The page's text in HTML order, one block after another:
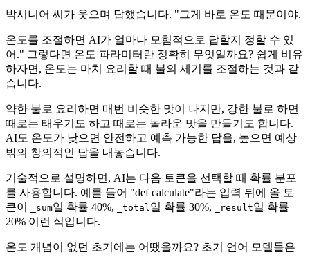
박시니어 씨가 웃으며 답했습니다. "그게 바로 온도 때문이야.
온도를 조절하면 AI가 얼마나 모험적으로 답할지 정할 수 있
어." 그렇다면 온도 파라미터란 정확히 무엇일까요? 쉽게 비유
하자면, 온도는 마치 요리할 때 불의 세기를 조절하는 것과 같
습니다.
약한 불로 요리하면 매번 비슷한 맛이 나지만, 강한 불로 하면
때로는 태우기도 하고 때로는 놀라운 맛을 만들기도 합니다.
AI도 온도가 낮으면 안전하고 예측 가능한 답을, 높으면 예상
밖의 창의적인 답을 내놓습니다.
기술적으로 설명하면, AI는 다음 토큰을 선택할 때 확률 분포
를 사용합니다. 예를 들어 "def calculate"라는 입력 뒤에 올 토
큰이
_sum일 확률 40%, _total 일 확률 30%, _result일 확률
20% 이런 식입니다.
온도 개념이 없던 초기에는 어땠을까요? 초기 언어 모델들은